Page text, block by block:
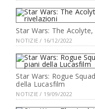
Star Wars: The
NOTIZIE / 16/12/2022
Star Wars: Rogue
della Lucasfilm
NOTIZIE / 19/09/2022